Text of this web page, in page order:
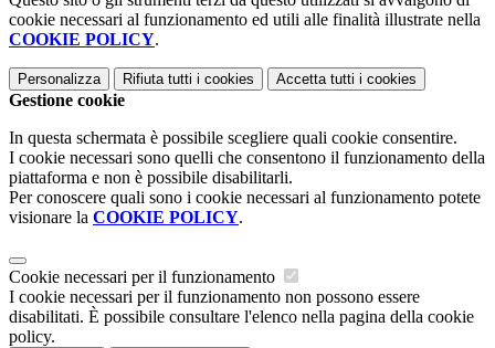
cookie necessari al funzionamento ed utili alle finalità illustrate nella
COOKIE POLICY.
Personalizza Rifiuta tutti i cookies Accetta tutti i cookies
Gestione cookie
In questa schermata è possibile scegliere quali cookie consentire.
I cookie necessari sono quelli che consentono il funzionamento della
piattaforma e non è possibile disabilitarli.
Per conoscere quali sono i cookie necessari al funzionamento potete
visionare la COOKIE POLICY.
Cookie necessari per il funzionamento
I cookie necessari per il funzionamento non possono essere
disabilitati. È possibile consultare l'elenco nella pagina della cookie
policy.